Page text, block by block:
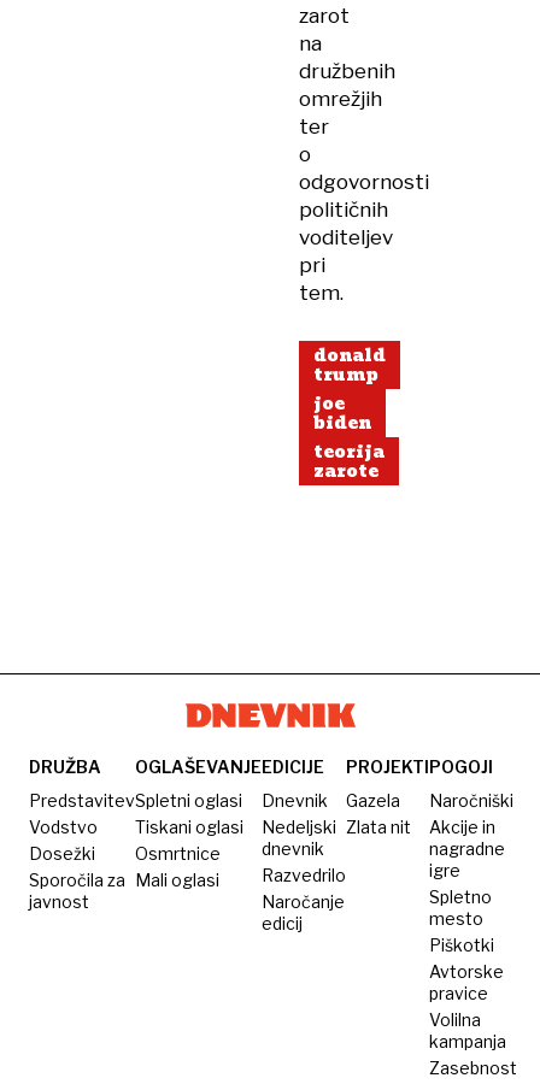
zarot
na
družbenih
omrežjih
ter
o
odgovornosti
političnih
voditeljev
pri
tem.
donald
trump
joe
biden
teorija
zarote
DRUŽBA
Predstavitev
Vodstvo
Dosežki
Sporočila za
javnost
OGLAŠEVANJE
Spletni oglasi
Tiskani oglasi
Osmrtnice
Mali oglasi
EDICIJE
Dnevnik
Nedeljski
dnevnik
Razvedrilo
Naročanje
edicij
PROJEKTI
Gazela
Zlata nit
POGOJI
Naročniški
Akcije in
nagradne
igre
Spletno
mesto
Piškotki
Avtorske
pravice
Volilna
kampanja
Zasebnost